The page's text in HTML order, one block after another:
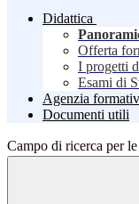
Didattica
Offerta
I progetti
Esami di
Agenzia
Documenti utili
Campo di ricerca per